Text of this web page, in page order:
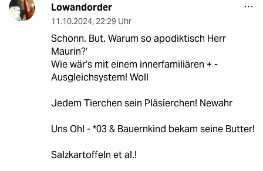
Lowandorder
11.10.2024, 22:29 Uhr
Schonn. But. Warum so apodiktisch Herr
Maurin?‘
Wie wär‘s mit einem innerfamiliären + -
Ausgleichsystem! Woll
Jedem Tierchen sein Pläsierchen! Newahr
Uns Ohl - *03 & Bauernkind bekam seine Butter!
Salzkartoffeln et al.!